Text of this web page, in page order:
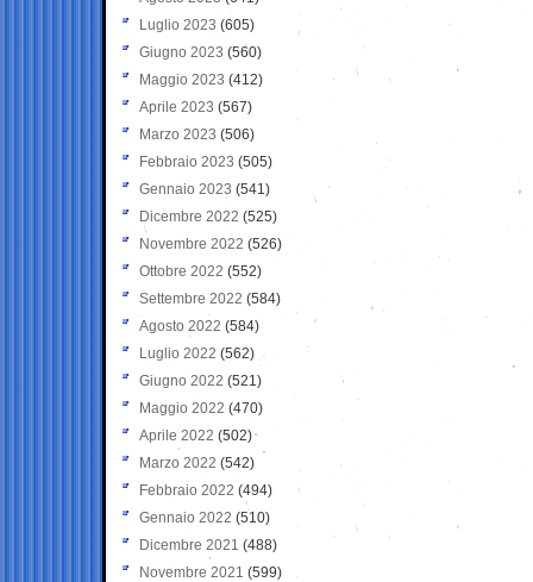
Luglio 2023 (605)
Giugno 2023 (560)
Maggio 2023 (412)
Aprile 2023 (567)
Marzo 2023 (506)
Febbraio 2023 (505)
Gennaio 2023 (541)
Dicembre 2022 (525)
Novembre 2022 (526)
Ottobre 2022 (552)
Settembre 2022 (584)
Agosto 2022 (584)
Luglio 2022 (562)
Giugno 2022 (521)
Maggio 2022 (470)
Aprile 2022 (502)
Marzo 2022 (542)
Febbraio 2022 (494)
Gennaio 2022 (510)
Dicembre 2021 (488)
Novembre 2021 (599)